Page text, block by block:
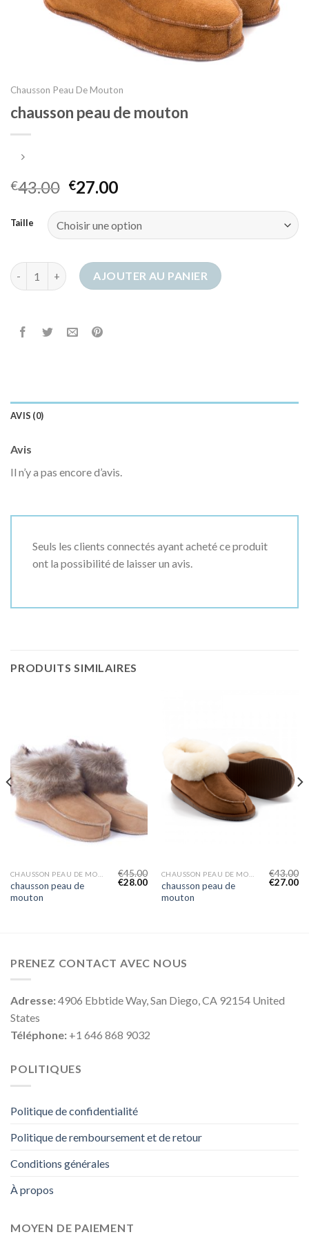
Chausson Peau De Mouton
chausson peau de mouton
€43.00 €27.00
Taille
quantité de chausson peau de mouton
AJOUTER AU PANIER
AVIS (0)
Avis
Il n’y a pas encore d’avis.
Seuls les clients connectés ayant acheté ce produit
ont la possibilité de laisser un avis.
PRODUITS SIMILAIRES
chausson peau de
mouton
€45.00
€28.00
chausson peau de
mouton
€43.00
€27.00
PRENEZ CONTACT AVEC NOUS
Adresse:4906 Ebbtide Way, San Diego, CA 92154 United
States
Téléphone: +1 646 868 9032
POLITIQUES
Politique de confidentialité
Politique de remboursement et de retour
Conditions générales
À propos
MOYEN DE PAIEMENT